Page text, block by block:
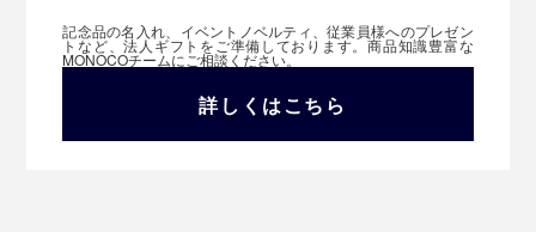
記念品の名入れ、イベントノベルティ、従業員様へのプレゼン
トなど、法人ギフトをご準備しております。商品知識豊富な
MONOCOチームにご相談ください。
詳しくはこちら